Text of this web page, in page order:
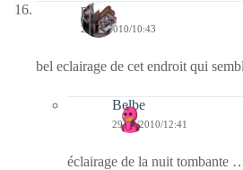
noel
29/12/2010/10:43
bel eclairage de cet endroit qui
Belbe
29/12/2010/12:41
éclairage de la nuit tombante